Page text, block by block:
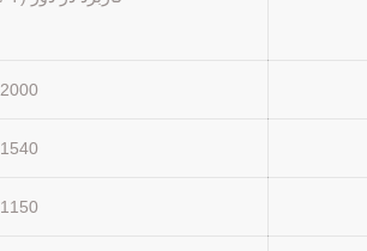
2000
1540
1150